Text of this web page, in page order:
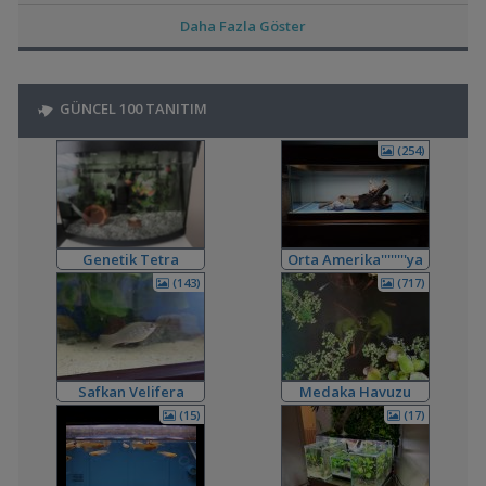
Tankta Yosun İstilası Betta_King ,16:23
Akvaryum ve Tür Tavsiyesi
15:45
Hastalıklar ve İlaçlar
Ternapi Medaka Pondlarıternapi,12:44
Akvaryum Tanıtımı
Bitki Kum Ve Balık Tavsiyesi Cyber_Scout,02:16
Akvaryum ve Tür Tavsiyesi
Melek Balığı Milners ,00:08
Yeni Üye Forumu
Ne YapmalıyımHidro Dinamik
Yeni Üye Forumu
Balkondaki Pondum Çok Isınıyor. SaviaSora
Bitki Akvaryumları Genel
3'lü Kartuş + Ro Filtre Sistemi Borulamasıflanormimar,
15:11
Filtreleme Seçenekleri
3in1 Güney Amerika Tankları Ve Vertikal Bahçe
bendeniztayfun,14:42
Akvaryum Tanıtımı
Sobo 901f Ultra Viole 800 Lt ,11:22
Daha Fazla Göster
GÜNCEL 100 TANITIM
Genetik Tetra
(143)
Safkan Velifera
(15)
(254)
Orta Amerika''''''''ya
Dönüş
(717)
Medaka Havuzu
(17)